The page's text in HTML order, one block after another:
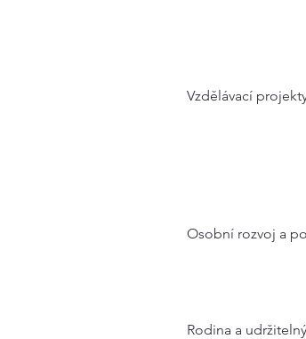
Vzdělávací
Osobní rozvoj a
Rodina a